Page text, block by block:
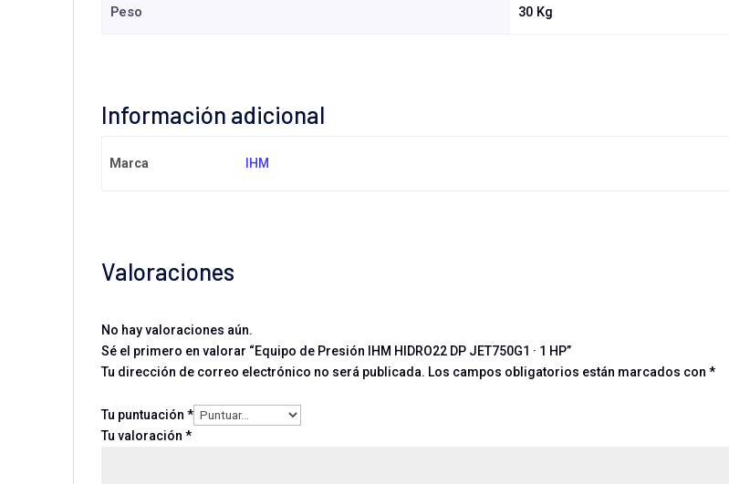
Peso 30 Kg
Información adicional
Marca IHM
Valoraciones
No hay valoraciones aún.
Sé el primero en valorar “Equipo de Presión IHM HIDRO22 DP JET750G1 · 1 HP”
Tu dirección de correo electrónico no será publicada. Los campos obligatorios están marcados con *
Tu puntuación *
Tu valoración *